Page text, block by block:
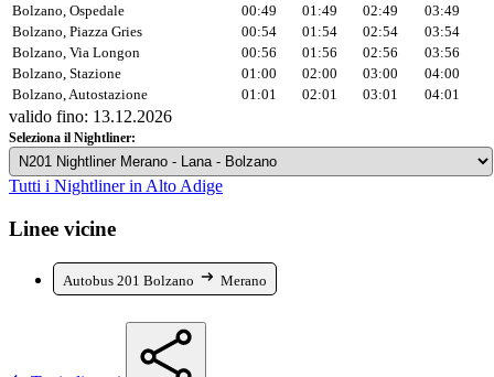
Bolzano, Ospedale
00:49 01:49 02:49
03:49
Bolzano, Piazza Gries
00:54 01:54 02:54
03:54
Bolzano, Via Longon
00:56 01:56 02:56
03:56
Bolzano, Stazione
01:00 02:00 03:00
04:00
Bolzano, Autostazione
01:01 02:01 03:01 04:01
valido fino: 13.12.2026
Seleziona il Nightliner:
Tutti i Nightliner in Alto Adige
Linee vicine
Autobus 201 Bolzano Merano